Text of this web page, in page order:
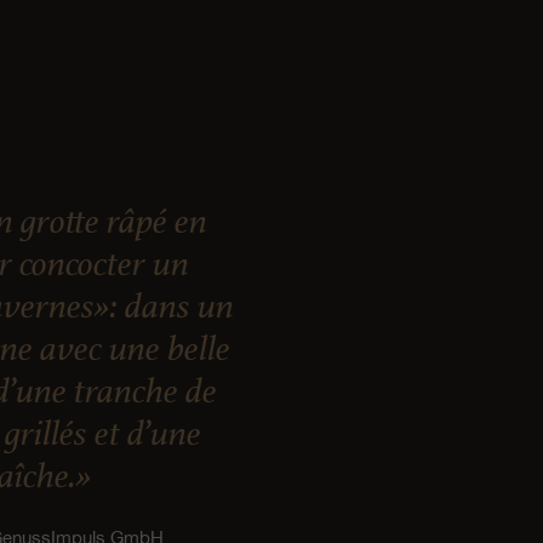
grotte râpé en
concocter un
dans un
avec une belle
tranche de
et d’une
GmbH